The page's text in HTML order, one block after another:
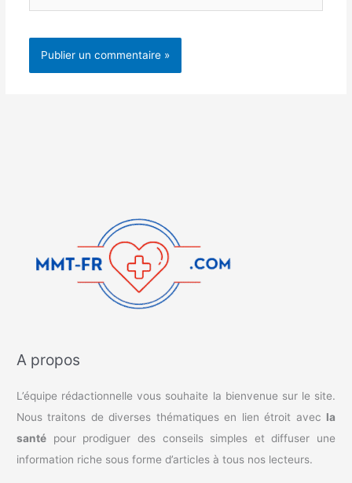
A propos
L’équipe rédactionnelle vous souhaite la bienvenue sur le site.
Nous traitons de diverses thématiques en lien étroit avec la
santé pour prodiguer des conseils simples et diffuser une
information riche sous forme d’articles à tous nos lecteurs.